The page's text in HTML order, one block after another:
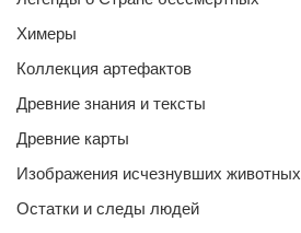
Химеры
Коллекция артефактов
Древние знания и тексты
Древние карты
Изображения исчезнувших животных
Остатки и следы людей